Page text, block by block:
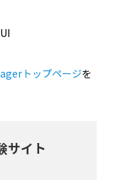
トップページを
サイト